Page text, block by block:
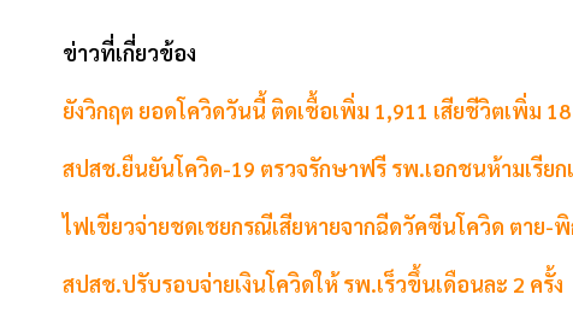
ข่าวที่เกี่ยวข้อง
ยังวิกฤต ยอดโควิดวันนี้ ติดเชื้อเพิ่ม 1,911 เสียชีวิตเพิ่ม
สปสช.ยืนยันโควิด-19 ตรวจรักษาฟรี รพ.เอกชนห้ามเรียก
ไฟเขียวจ่ายชดเชยกรณีเสียหายจากฉีดวัคซีนโควิด ตาย-
สปสช.ปรับรอบจ่ายเงินโควิดให้ รพ.เร็วขึ้นเดือนละ 2 ครั้ง